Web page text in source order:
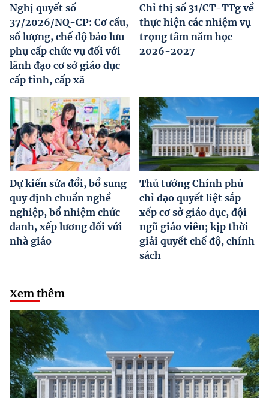
Nghị quyết số
37/2026/NQ-CP: Cơ cấu,
số lượng, chế độ bảo lưu
phụ cấp chức vụ đối với
lãnh đạo cơ sở giáo dục
cấp tỉnh, cấp xã
Chỉ thị số 31/CT-TTg về
thực hiện các nhiệm vụ
trọng tâm năm học
2026-2027
Dự kiến sửa đổi, bổ sung
quy định chuẩn nghề
nghiệp, bổ nhiệm chức
danh, xếp lương đối với
nhà giáo
Thủ tướng Chính phủ
chỉ đạo quyết liệt sắp
xếp cơ sở giáo dục, đội
ngũ giáo viên; kịp thời
giải quyết chế độ, chính
sách
Xem thêm